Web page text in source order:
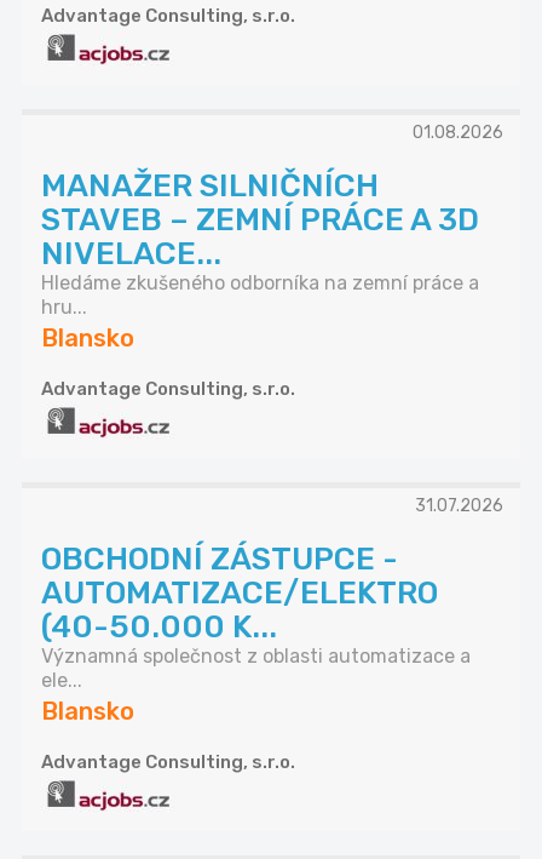
Advantage Consulting, s.r.o.
01.08.2026
MANAŽER SILNIČNÍCH
STAVEB – ZEMNÍ PRÁCE A 3D
NIVELACE...
Hledáme zkušeného odborníka na zemní práce a
hru...
Blansko
Advantage Consulting, s.r.o.
31.07.2026
OBCHODNÍ ZÁSTUPCE -
AUTOMATIZACE/ELEKTRO
(40-50.000 K...
Významná společnost z oblasti automatizace a
ele...
Blansko
Advantage Consulting, s.r.o.